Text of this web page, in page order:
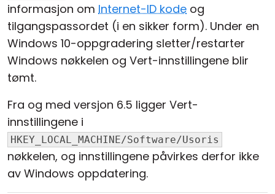
informasjon om Internet-ID kode og
tilgangspassordet (i en sikker form). Under en
Windows 10-oppgradering sletter/restarter
Windows nøkkelen og Vert-innstillingene blir
tømt.
Fra og med versjon 6.5 ligger Vert-
innstillingene i
HKEY_LOCAL_MACHINE/Software/Usoris
nøkkelen, og innstillingene påvirkes derfor ikke
av Windows oppdatering.